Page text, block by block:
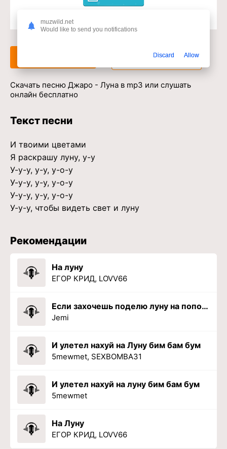
Доступ к музыкальному сервису
Скачать
Скачать песню Джаро - Луна в mp3 или слушать
онлайн бесплатно
Текст песни
И твоими цветами
Я раскрашу луну, у-у
У-у-у, у-у, у-о-у
У-у-у, у-у, у-о-у
У-у-у, у-у, у-о-у
У-у-у, чтобы видеть свет и луну
Рекомендации
На луну
ЕГОР КРИД, LOVV66
Если захочешь поделю луну на пополам
Jemi
И улетел нахуй на Луну бим бам бум
5mewmet, SEXBOMBA31
И улетел нахуй на луну бим бам бум
5mewmet
На Луну
ЕГОР КРИД, LOVV66
muzwild.net
Would like to send you notifications
Discard Allow